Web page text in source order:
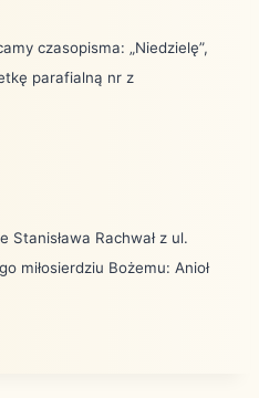
czasopisma: „Niedzielę”,
parafialną nr z
Stanisława Rachwał z ul.
miłosierdziu Bożemu: Anioł